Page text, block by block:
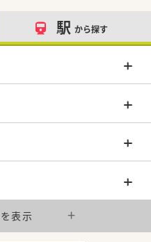
駅 から探す
表示